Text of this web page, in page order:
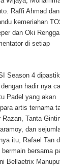
Raffi Ahmad
kemeriahan
dan Oki
di setiap
Season 4
hadir nya
Padel yang akan
artis ternama
Tanta
dan
itu, Rafael Tan
bersama
Bellaetrix